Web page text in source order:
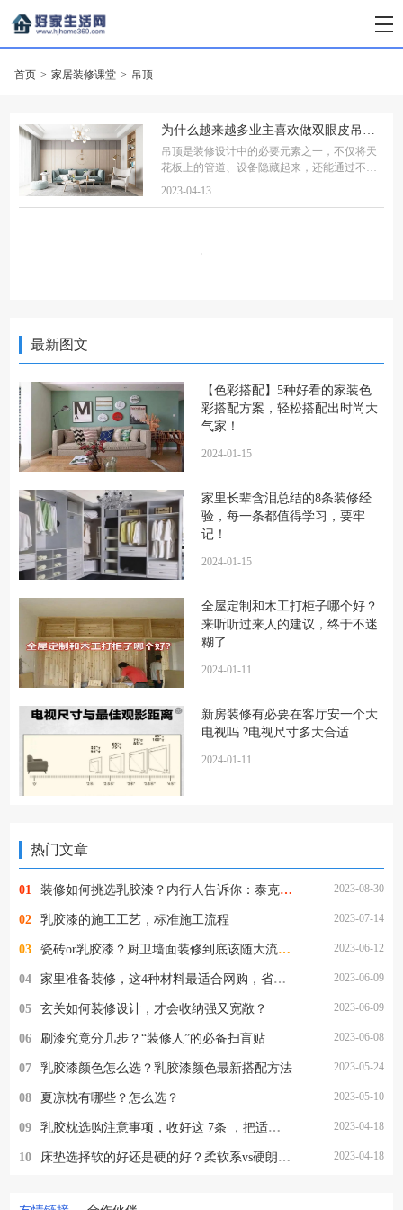
首页 > 家居装修课堂 > 吊顶
吊顶是装修设计中的必要元素之一，不仅将天
花板上的管道、设备隐藏起来，还能通过不同
2023-04-13
最新图文
【色彩搭配】5种好看的家装色
彩搭配方案，轻松搭配出时尚大
气家！
2024-01-15
家里长辈含泪总结的8条装修经
验，每一条都值得学习，要牢
记！
2024-01-15
全屋定制和木工打柜子哪个好？
来听听过来人的建议，终于不迷
糊了
2024-01-11
新房装修有必要在客厅安一个大
电视吗 ?电视尺寸多大合适
2024-01-11
热门文章
01 装修如何挑选乳胶漆？内行人告诉你：泰克诺斯乳胶漆真的好吗？ 2023-08-30
02 乳胶漆的施工工艺，标准施工流程 2023-07-14
03 瓷砖or乳胶漆？厨卫墙面装修到底该随大流还是遵从内心? 2023-06-12
04 家里准备装修，这4种材料最适合网购，省事又省钱~ 2023-06-09
05 玄关如何装修设计，才会收纳强又宽敞？ 2023-06-09
06 刷漆究竟分几步？“装修人”的必备扫盲贴 2023-06-08
07 乳胶漆颜色怎么选？乳胶漆颜色最新搭配方法 2023-05-24
08 夏凉枕有哪些？怎么选？ 2023-05-10
09 乳胶枕选购注意事项，收好这 7条 ，把适合自己的乳胶枕带回家 2023-04-18
10 床垫选择软的好还是硬的好？柔软系vs硬朗派，你站哪一派 2023-04-18